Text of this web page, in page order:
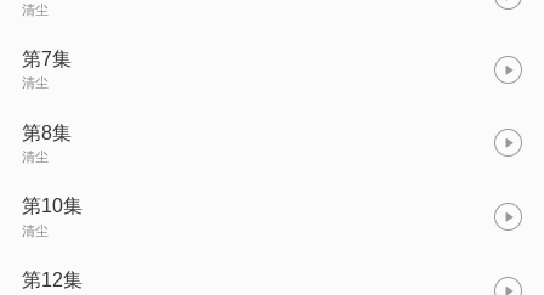
清尘
第7集
清尘
第8集
清尘
第10集
清尘
第12集